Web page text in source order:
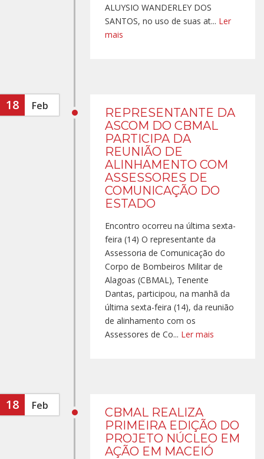
ALUYSIO WANDERLEY DOS
SANTOS, no uso de suas at... Ler
mais
18 Feb
REPRESENTANTE DA
ASCOM DO CBMAL
PARTICIPA DA
REUNIÃO DE
ALINHAMENTO COM
ASSESSORES DE
COMUNICAÇÃO DO
ESTADO
Encontro ocorreu na última sexta-
feira (14) O representante da
Assessoria de Comunicação do
Corpo de Bombeiros Militar de
Alagoas (CBMAL), Tenente
Dantas, participou, na manhã da
última sexta-feira (14), da reunião
de alinhamento com os
Assessores de Co... Ler mais
18 Feb
CBMAL REALIZA
PRIMEIRA EDIÇÃO DO
PROJETO NÚCLEO EM
AÇÃO EM MACEIÓ